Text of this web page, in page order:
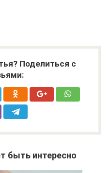
Поделиться с
быть интересно